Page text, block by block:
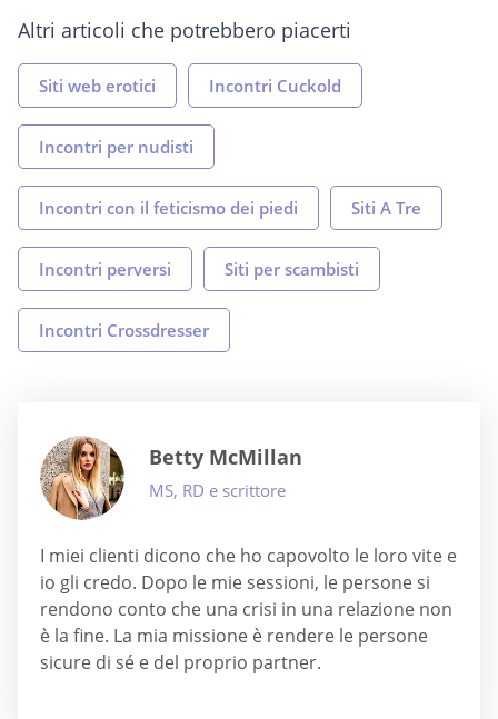
Altri articoli che potrebbero piacerti
Siti web erotici Incontri Cuckold
Incontri per nudisti
Incontri con il feticismo dei piedi Siti A Tre
Incontri perversi Siti per scambisti
Incontri Crossdresser
Betty McMillan
MS, RD e scrittore
I miei clienti dicono che ho capovolto le loro vite e
io gli credo. Dopo le mie sessioni, le persone si
rendono conto che una crisi in una relazione non
è la fine. La mia missione è rendere le persone
sicure di sé e del proprio partner.